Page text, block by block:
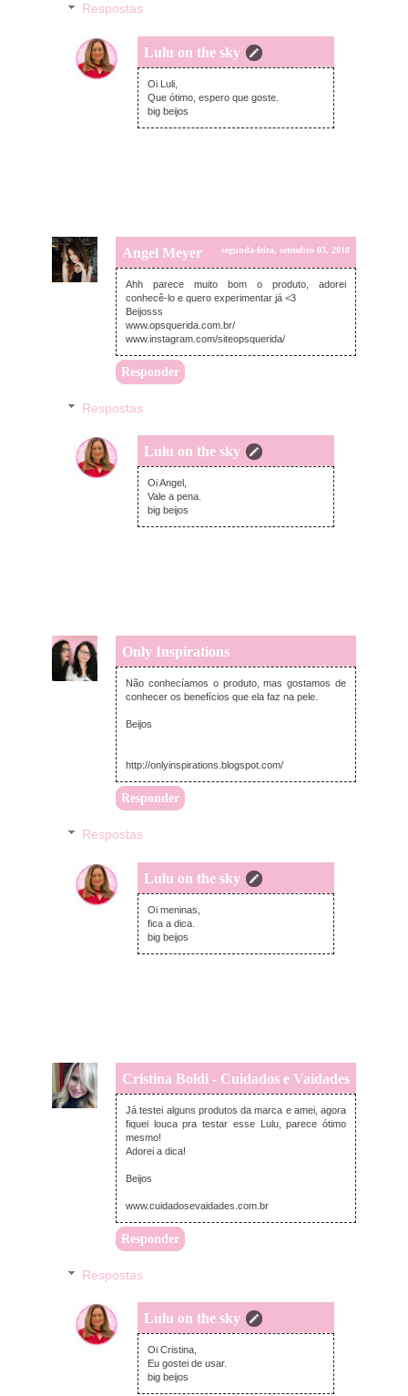
Respostas
Lulu on the sky
segunda-feira, setembro 03, 2018
Oi Luli,
Que ótimo, espero que goste.
big beijos
Angel Meyer segunda-feira, setembro 03, 2018
Ahh parece muito bom o produto, adorei
conhecê-lo e quero experimentar já <3
Beijosss
www.opsquerida.com.br/
www.instagram.com/siteopsquerida/
Responder
Respostas
Lulu on the sky
segunda-feira, setembro 03, 2018
Oi Angel,
Vale a pena.
big beijos
Only Inspirations
segunda-feira, setembro 03, 2018
Não conhecíamos o produto, mas gostamos de
conhecer os benefícios que ela faz na pele.
Beijos
http://onlyinspirations.blogspot.com/
Responder
Respostas
Lulu on the sky
segunda-feira, setembro 03, 2018
Oi meninas,
fica a dica.
big beijos
Cristina Boldi - Cuidados e Vaidades
segunda-feira, setembro 03, 2018
Já testei alguns produtos da marca e amei, agora
fiquei louca pra testar esse Lulu, parece ótimo
mesmo!
Adorei a dica!
Beijos
www.cuidadosevaidades.com.br
Responder
Respostas
Lulu on the sky
segunda-feira, setembro 03, 2018
Oi Cristina,
Eu gostei de usar.
big beijos